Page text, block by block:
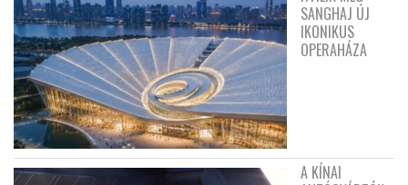
SANGHAJ ÚJ
IKONIKUS
OPERAHÁZA
A KÍNAI